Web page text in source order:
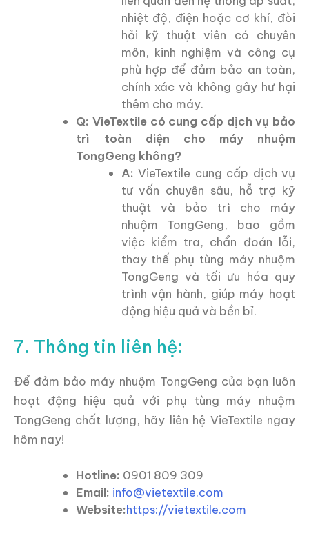
nhiệt độ, điện hoặc cơ khí, đòi
hỏi kỹ thuật viên có chuyên
môn, kinh nghiệm và công cụ
phù hợp để đảm bảo an toàn,
chính xác và không gây hư hại
thêm cho máy.
Q: VieTextile có cung cấp dịch vụ bảo
trì toàn diện cho máy nhuộm
TongGeng không?
A: VieTextile cung cấp dịch vụ
tư vấn chuyên sâu, hỗ trợ kỹ
thuật và bảo trì cho máy
nhuộm TongGeng, bao gồm
việc kiểm tra, chẩn đoán lỗi,
thay thế phụ tùng máy nhuộm
TongGeng và tối ưu hóa quy
trình vận hành, giúp máy hoạt
động hiệu quả và bền bỉ.
7. Thông tin liên hệ:
Để đảm bảo máy nhuộm TongGeng của bạn luôn
hoạt động hiệu quả với phụ tùng máy nhuộm
TongGeng chất lượng, hãy liên hệ VieTextile ngay
hôm nay!
Hotline: 0901 809 309
Email: info@vietextile.com
Website:https://vietextile.com